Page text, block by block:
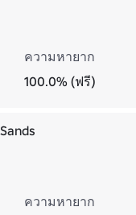
ความหายาก
100.0% (ฟรี)
ความหายาก